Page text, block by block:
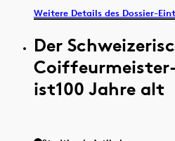
Weitere Details des Dossier-
Der
ist100 Jahre alt